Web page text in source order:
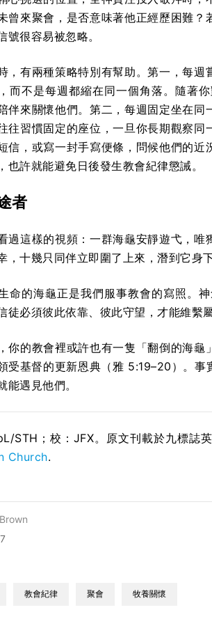
曾來聚會，是否意味著他正經歷困難？
號很容易被忽略。
，有兩種策略特別有幫助。第一，每
而不是每週都縮在同一個角落。隨著
伴來關懷他們。第二，每週固定坐在
往習慣固定的座位，一旦你長期觀察
信，或寫一封手寫便條，問候他們的
也許就能避免日後發生教會紀律懲誡。
者
過這樣的視頻：一群海龜安靜遊弋，
，十幾只同伴立即圍了上來，潛到它身
命的海龜正是我們服事教會的寫照。
徒必須彼此依靠、彼此守望，才能維繫屬
你的教會裡或許也有一隻「翻倒的海
受基督的更新恩典（雅 5:19–20）。
能遇見他們。
STH；校： JFX。原文刊載於九標誌
Church.
教會紀律 聚會 牧養關懷